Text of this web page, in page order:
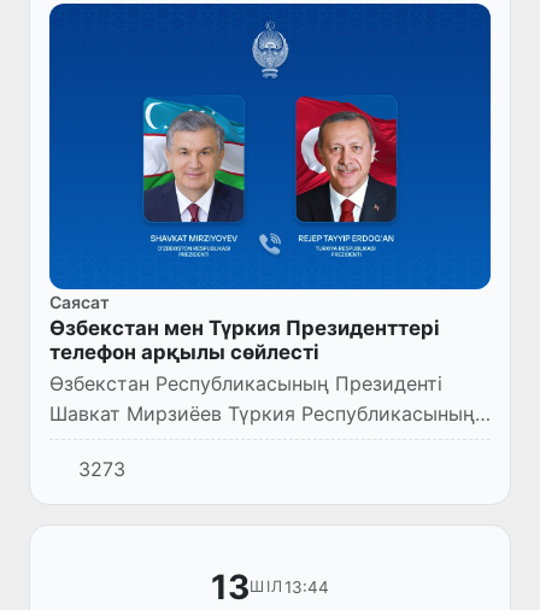
Саясат
Өзбекстан мен Түркия Президенттері
телефон арқылы сөйлесті
Өзбекстан Республикасының Президенті
Шавкат Мирзиёев Түркия Республикасының
Президенті Режеп Тайип Ердоғанмен
телефон арқылы сөйлесті.
3273
13ШІЛ 13:44